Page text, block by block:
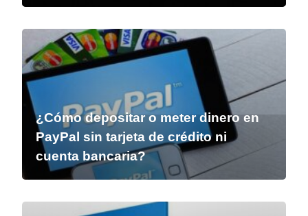
¿Cómo depositar o meter dinero en
PayPal sin tarjeta de crédito ni
cuenta bancaria?